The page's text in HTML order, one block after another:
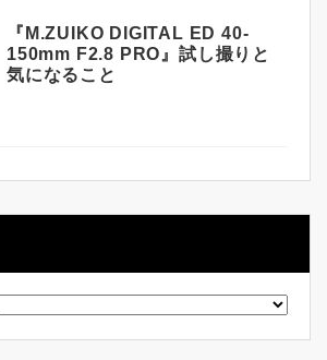
『M.ZUIKO DIGITAL ED 40-
150mm F2.8 PRO』試し撮りと
気になること